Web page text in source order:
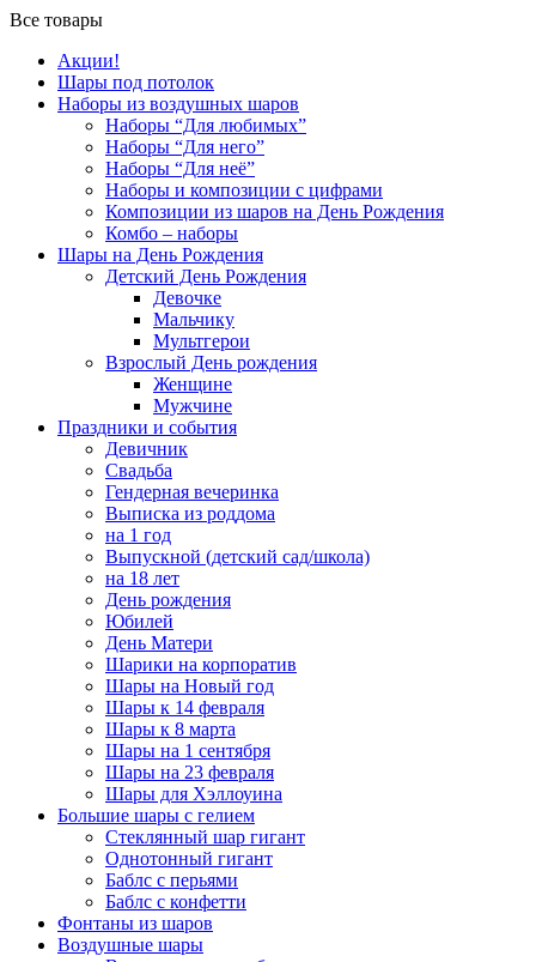
Все товары
Акции!
Шары под потолок
Наборы из воздушных шаров
Наборы “Для любимых”
Наборы “Для него”
Наборы “Для неё”
Наборы и композиции с цифрами
Композиции из шаров на День Рождения
Комбо – наборы
Шары на День Рождения
Детский День Рождения
Девочке
Мальчику
Мультгерои
Взрослый День рождения
Женщине
Мужчине
Праздники и события
Девичник
Свадьба
Гендерная вечеринка
Выписка из роддома
на 1 год
Выпускной (детский сад/школа)
на 18 лет
День рождения
Юбилей
День Матери
Шарики на корпоратив
Шары на Новый год
Шары к 14 февраля
Шары к 8 марта
Шары на 1 сентября
Шары на 23 февраля
Шары для Хэллоуина
Большие шары с гелием
Стеклянный шар гигант
Однотонный гигант
Баблс с перьями
Баблс с конфетти
Фонтаны из шаров
Воздушные шары